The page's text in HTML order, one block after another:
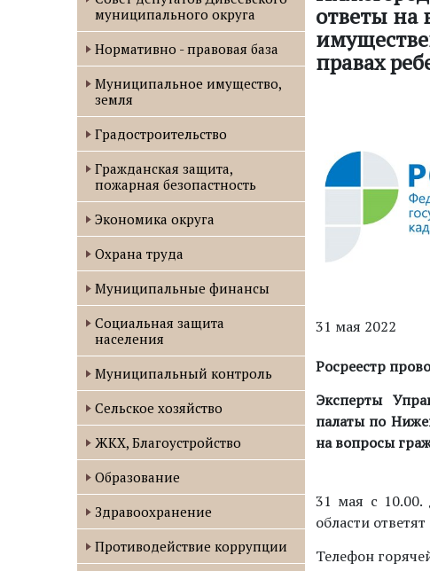
муниципального округа
Нормативно - правовая база
Муниципальное имущество,
земля
Градостроительство
Гражданская защита,
пожарная безопастность
Экономика округа
Охрана труда
Муниципальные финансы
Социальная защита
населения
Муниципальный контроль
Сельское хозяйство
ЖКХ, Благоустройство
Образование
Здравоохранение
Противодействие коррупции
ответы на
правах
31 мая 2022
Росреестр
Эксперты
палаты по
на вопросы
31 мая с 10.00.
области
Телефон